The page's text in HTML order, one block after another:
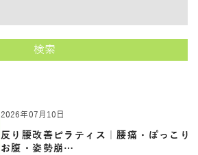
検索
2026年07月10日
反り腰改善ピラティス｜腰痛・ぽっこり
お腹・姿勢崩…